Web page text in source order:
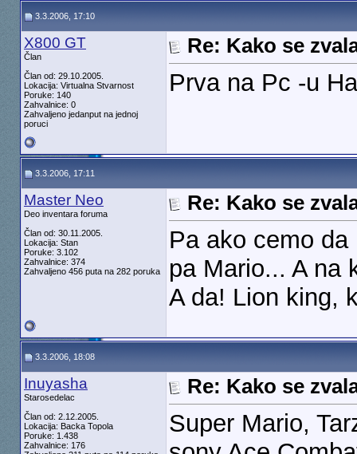
3.3.2006, 17:10
X800 GT
Član
Član od: 29.10.2005.
Lokacija: Virtualna Stvarnost
Poruke: 140
Zahvalnice: 0
Zahvaljeno jedanput na jednoj
poruci
Re: Kako se
Prva na Pc -u
3.3.2006, 17:11
Master Neo
Deo inventara foruma
Član od: 30.11.2005.
Lokacija: Stan
Poruke: 3.102
Zahvalnice: 374
Zahvaljeno 456 puta na 282 poruka
Re: Kako se
Pa ako cemo
pa Mario... A na
A da! Lion king,
3.3.2006, 18:08
Inuyasha
Starosedelac
Član od: 2.12.2005.
Lokacija: Backa Topola
Poruke: 1.438
Zahvalnice: 176
Re: Kako se
Super Mario,